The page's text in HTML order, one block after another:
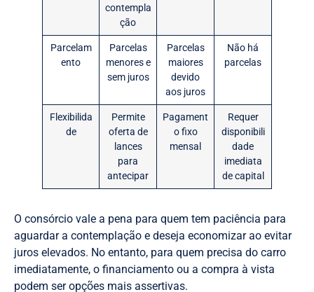
contempla
ção
Parcelam
ento
Parcelas
menores e
sem juros
Parcelas
maiores
devido
aos juros
Não há
parcelas
Flexibilida
de
Permite
oferta de
lances
para
antecipar
Pagament
o fixo
mensal
Requer
disponibili
dade
imediata
de capital
O consórcio vale a pena para quem tem paciência para
aguardar a contemplação e deseja economizar ao evitar
juros elevados. No entanto, para quem precisa do carro
imediatamente, o financiamento ou a compra à vista
podem ser opções mais assertivas.